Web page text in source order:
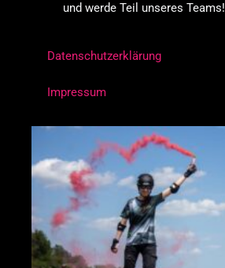
und werde Teil unseres Teams!
Datenschutzerklärung
Impressum